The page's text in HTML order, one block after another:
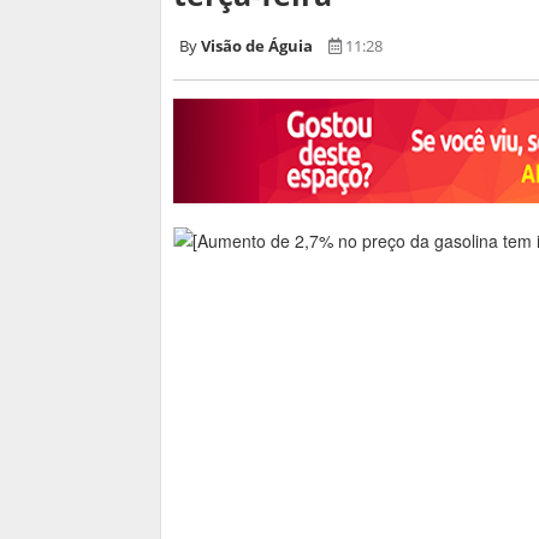
Visão de Águia 11:28